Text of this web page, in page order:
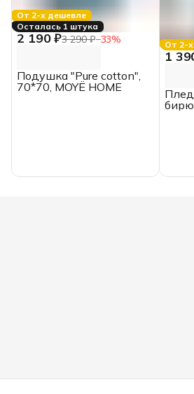
От 2-х дешевле
Осталась 1 штука
2 190 ₽3 290 ₽−33%
Подушка "Pure cotton",
70*70, MOYЁ HOME
От 2-
1